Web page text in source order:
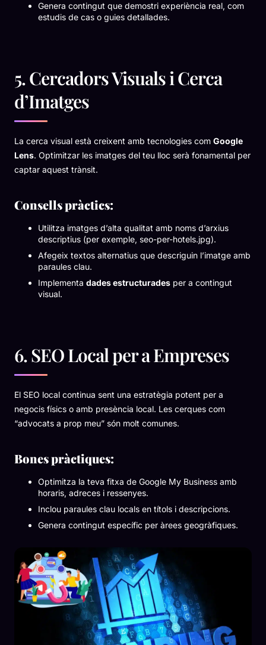
Genera contingut que demostri experiència real, com
estudis de cas o guies detallades.
5. Cercadors Visuals i Cerca
d’Imatges
La cerca visual està creixent amb tecnologies com Google
Lens. Optimitzar les imatges del teu lloc serà fonamental per
captar aquest trànsit.
Consells pràctics:
Utilitza imatges d’alta qualitat amb noms d’arxius
descriptius (per exemple, seo-per-hotels.jpg).
Afegeix textos alternatius que descriguin l’imatge amb
paraules clau.
Implementa dades estructurades per a contingut
visual.
6. SEO Local per a Empreses
El SEO local continua sent una estratègia potent per a
negocis físics o amb presència local. Les cerques com
“advocats a prop meu” són molt comunes.
Bones pràctiques:
Optimitza la teva fitxa de Google My Business amb
horaris, adreces i ressenyes.
Inclou paraules clau locals en títols i descripcions.
Genera contingut específic per àrees geogràfiques.